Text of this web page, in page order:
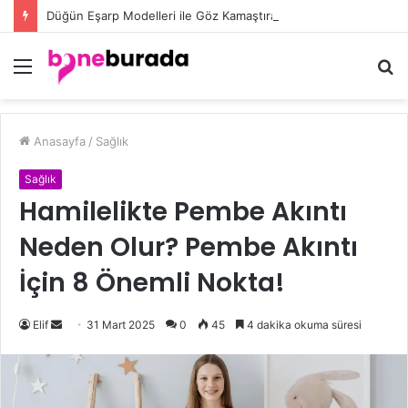
Düğün Eşarp Modelleri ile Göz Kamaştıran Şıklığın Sırları
Menü
Anasayfa / Sağlık
Sağlık
Hamilelikte Pembe Akıntı
Neden Olur? Pembe Akıntı
İçin 8 Önemli Nokta!
Elif 31 Mart 2025 0 45 4 dakika okuma süresi